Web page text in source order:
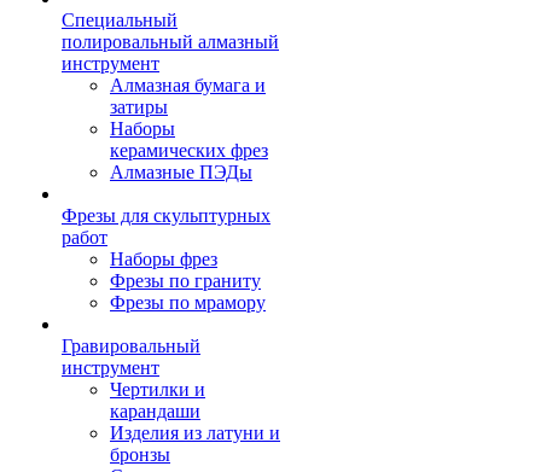
Специальный
полировальный алмазный
инструмент
Алмазная бумага и
затиры
Наборы
керамических фрез
Алмазные ПЭДы
Фрезы для скульптурных
работ
Наборы фрез
Фрезы по граниту
Фрезы по мрамору
Гравировальный
инструмент
Чертилки и
карандаши
Изделия из латуни и
бронзы